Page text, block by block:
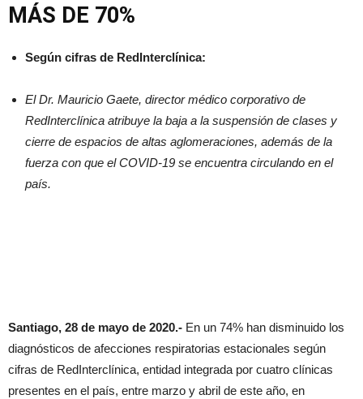
MÁS DE 70%
Según cifras de RedInterclínica:
El Dr. Mauricio Gaete, director médico corporativo de
RedInterclínica atribuye la baja a la suspensión de clases y
cierre de espacios de altas aglomeraciones, además de la
fuerza con que el COVID-19 se encuentra circulando en el
país.
Santiago, 28 de mayo de 2020.- En un 74% han disminuido los
diagnósticos de afecciones respiratorias estacionales según
cifras de RedInterclínica, entidad integrada por cuatro clínicas
presentes en el país, entre marzo y abril de este año, en